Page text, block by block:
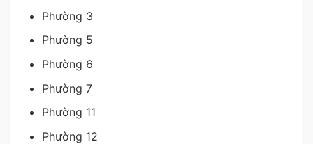
Phường 3
Phường 5
Phường 6
Phường 7
Phường 11
Phường 12